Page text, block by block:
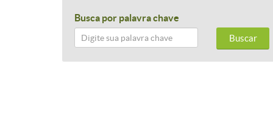
Busca por palavra chave
Buscar